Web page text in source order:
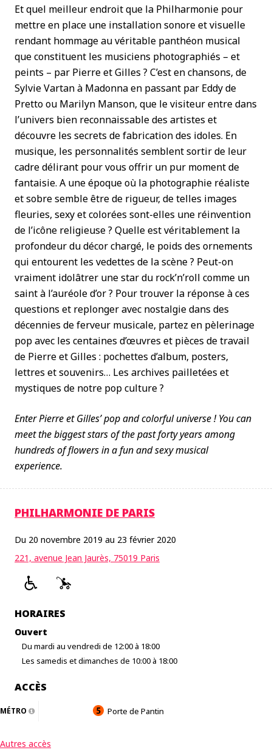
Et quel meilleur endroit que la Philharmonie pour
mettre en place une installation sonore et visuelle
rendant hommage au véritable panthéon musical
que constituent les musiciens photographiés – et
peints – par Pierre et Gilles ? C’est en chansons, de
Sylvie Vartan à Madonna en passant par Eddy de
Pretto ou Marilyn Manson, que le visiteur entre dans
l’univers bien reconnaissable des artistes et
découvre les secrets de fabrication des idoles. En
musique, les personnalités semblent sortir de leur
cadre délirant pour vous offrir un pur moment de
fantaisie. A une époque où la photographie réaliste
et sobre semble être de rigueur, de telles images
fleuries, sexy et colorées sont-elles une réinvention
de l’icône religieuse ? Quelle est véritablement la
profondeur du décor chargé, le poids des ornements
qui entourent les vedettes de la scène ? Peut-on
vraiment idolâtrer une star du rock’n’roll comme un
saint à l’auréole d’or ? Pour trouver la réponse à ces
questions et replonger avec nostalgie dans des
décennies de ferveur musicale, partez en pèlerinage
pop avec les centaines d’œuvres et pièces de travail
de Pierre et Gilles : pochettes d’album, posters,
lettres et souvenirs… Les archives pailletées et
mystiques de notre pop culture ?
Enter Pierre et Gilles’ pop and colorful universe ! You can
meet the biggest stars of the past forty years among
hundreds of flowers in a fun and sexy musical
experience.
PHILHARMONIE DE PARIS
Du 20 novembre 2019 au 23 février 2020
221, avenue Jean Jaurès, 75019 Paris
HORAIRES
Ouvert
Du mardi au vendredi de 12:00 à 18:00
Les samedis et dimanches de 10:00 à 18:00
ACCÈS
MÉTRO Porte de Pantin
Autres accès